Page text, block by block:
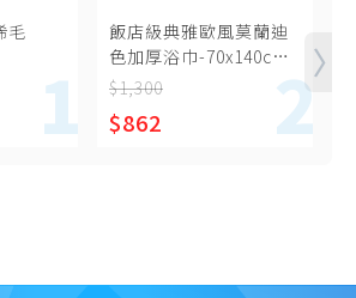
毛
飯店級典雅歐風莫蘭迪
色加厚浴巾-70x140cm-
2條入
$1,300
$862